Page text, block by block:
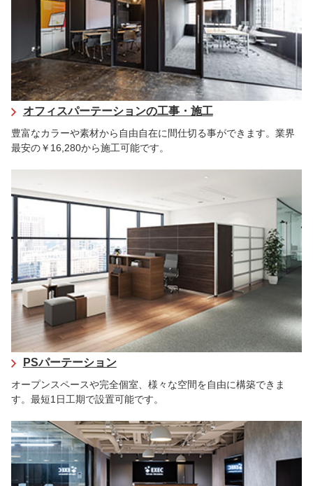
オフィスパーテーションの工事・施工
豊富なカラーや素材から自由自在に間仕切る事ができます。業界
最安の￥16,280から施工可能です。
PSパーテーション
オープンスペースや完全個室、様々な空間を自由に構築できま
す。最短1日工期で設置可能です。